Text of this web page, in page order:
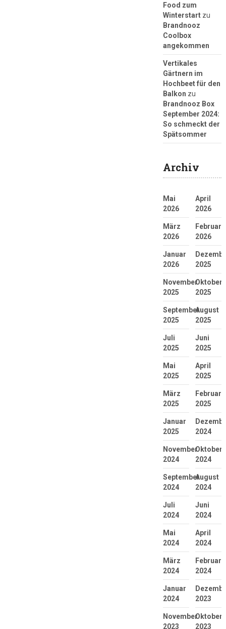
Food zum
Winterstartzu
Brandnooz
Coolbox
angekommen
Vertikales
Gärtnern im
Hochbeet für den
Balkon zu
Brandnooz Box
September 2024:
So schmeckt der
Spätsommer
Archiv
Mai
2026
April
2026
März
2026
Februar
2026
Januar
2026
2025
November
2025
Oktober
2025
September
2025
August
2025
Juli
2025
Juni
2025
Mai
2025
April
2025
März
2025
Februar
2025
Januar
2025
2024
November
2024
Oktober
2024
September
2024
August
2024
Juli
2024
Juni
2024
Mai
2024
April
2024
März
2024
Februar
2024
Januar
2024
2023
November
2023
Oktober
2023